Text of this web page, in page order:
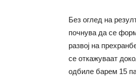
Без оглед на
почнува да се
развој на
се откажуваат
одбиле барем 15